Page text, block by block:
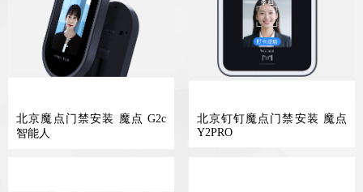
北京魔点门禁安装 魔点 G2c
智能人
北京钉钉魔点门禁安装 魔点
Y2PRO